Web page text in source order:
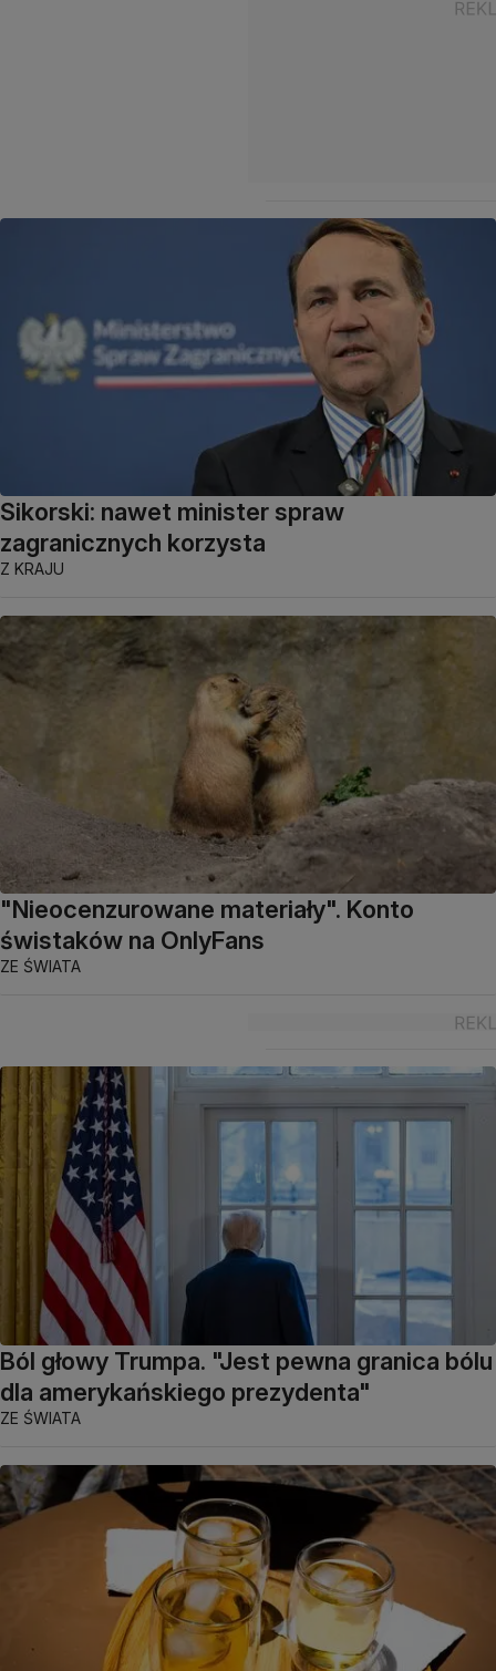
Sikorski: nawet minister spraw
zagranicznych korzysta
Z KRAJU
"Nieocenzurowane materiały". Konto
świstaków na OnlyFans
ZE ŚWIATA
Ból głowy Trumpa. "Jest pewna granica bólu
dla amerykańskiego prezydenta"
ZE ŚWIATA